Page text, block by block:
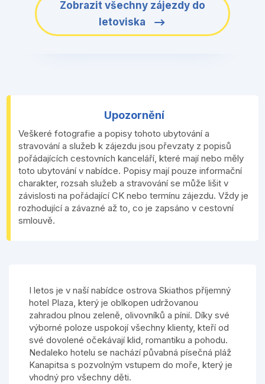
Zobrazit všechny zájezdy do
letoviska
Upozornění
Veškeré fotografie a popisy tohoto ubytování a
stravování a služeb k zájezdu jsou převzaty z popisů
pořádajících cestovních kanceláří, které mají nebo měly
toto ubytování v nabídce. Popisy mají pouze informační
charakter, rozsah služeb a stravování se může lišit v
závislosti na pořádající CK nebo termínu zájezdu. Vždy je
rozhodující a závazné až to, co je zapsáno v cestovní
smlouvě.
I letos je v naší nabídce ostrova Skiathos příjemný
hotel Plaza, který je oblkopen udržovanou
zahradou plnou zeleně, olivovníků a pínií. Díky své
výborné poloze uspokojí všechny klienty, kteří od
své dovolené očekávají klid, romantiku a pohodu.
Nedaleko hotelu se nachází půvabná písečná pláž
Kanapitsa s pozvolným vstupem do moře, který je
vhodný pro všechny děti.